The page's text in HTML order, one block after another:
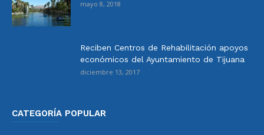
mayo 8, 2018
Reciben Centros de Rehabilitación apoyos
económicos del Ayuntamiento de Tijuana
diciembre 13, 2017
CATEGORÍA POPULAR